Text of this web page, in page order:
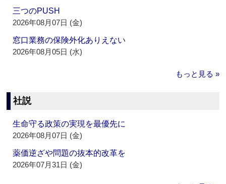
三つのPUSH
2026年08月07日 (金)
窓口業務の保険外化ありえない
2026年08月05日 (水)
もっと見る »
社説
生命守る政策の実現を最優先に
2026年08月07日 (金)
薬価逆ざや問題の抜本的改革を
2026年07月31日 (金)